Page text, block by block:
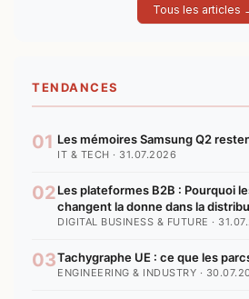
Tous les articles
TENDANCES
01 Les mémoires Samsung Q2
IT & TECH · 31.07.2026
02Les plateformes B2B : Pourquoi
changent la donne dans la
DIGITAL BUSINESS & FUTURE ·
03Tachygraphe UE : ce que les
ENGINEERING & INDUSTRY ·